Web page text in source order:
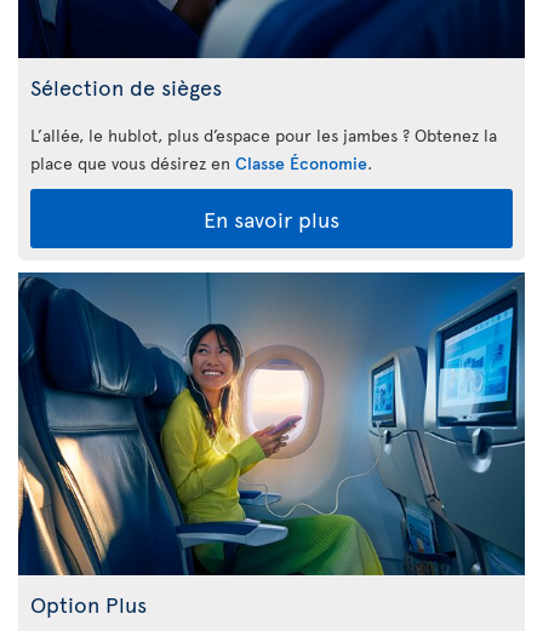
Sélection de sièges
L’allée, le hublot, plus d’espace pour les jambes ? Obtenez la
place que vous désirez en Classe Économie.
En savoir plus
Option Plus